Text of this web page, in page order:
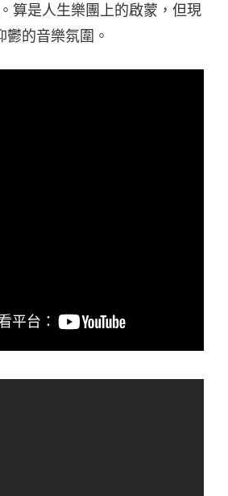
算是人生樂團上的啟蒙，但現
的音樂氛圍。